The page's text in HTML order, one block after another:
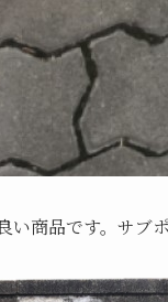
商品です。サブ